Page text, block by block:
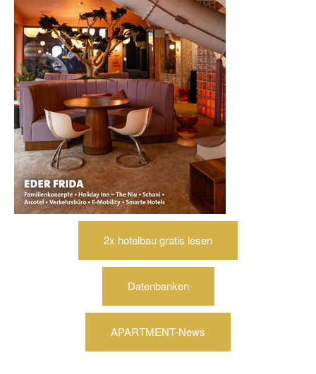
2x hotelbau gratis lesen
Datenbanken
APARTMENT-News